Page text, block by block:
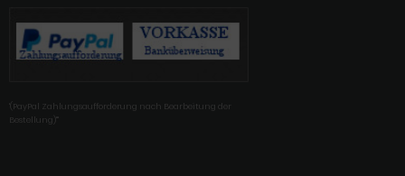
'(PayPal Zahlungsaufforderung nach Bearbeitung der
Bestellung)'"